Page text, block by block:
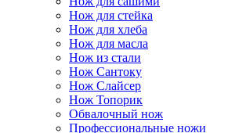
Нож для стейка
Нож для хлеба
Нож для масла
Нож из стали
Нож Сантоку
Нож Слайсер
Нож Топорик
Обвалочный нож
Профессиональные ножи